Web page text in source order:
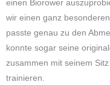
einen Biorower
wir einen ganz
passte genau zu den
konnte sogar seine
zusammen mit seinem
trainieren.